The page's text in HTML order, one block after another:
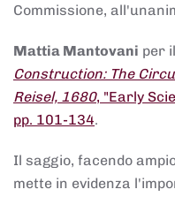
Commissione,
Mattia Mantovani per
Construction: The
Reisel, 1680, "Early
pp. 101-134.
Il saggio, facendo
mette in evidenza